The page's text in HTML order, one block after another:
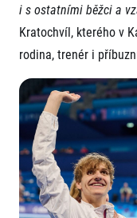
i s ostatními běžci a
Kratochvíl, kterého v
rodina, trenér i